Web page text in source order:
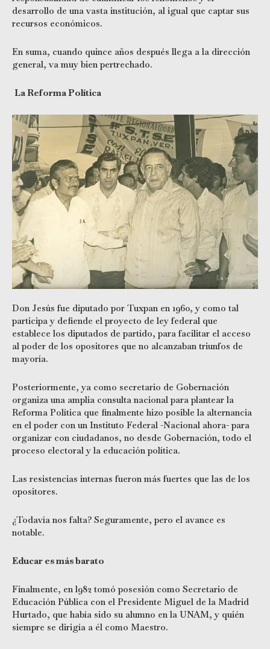
desarrollo de una vasta institución, al igual que captar sus
recursos económicos.
En suma, cuando quince años después llega a la dirección
general, va muy bien pertrechado.
La Reforma Política
Don Jesús fue diputado por Tuxpan en 1960, y como tal
participa y defiende el proyecto de ley federal que
establece los diputados de partido, para facilitar el acceso
al poder de los opositores que no alcanzaban triunfos de
mayoría.
Posteriormente, ya como secretario de Gobernación
organiza una amplia consulta nacional para plantear la
Reforma Política que finalmente hizo posible la alternancia
en el poder con un Instituto Federal -Nacional ahora- para
organizar con ciudadanos, no desde Gobernación, todo el
proceso electoral y la educación política.
Las resistencias internas fueron más fuertes que las de los
opositores.
¿Todavía nos falta? Seguramente, pero el avance es
notable.
Educar es más barato
Finalmente, en l982 tomó posesión como Secretario de
Educación Pública con el Presidente Miguel de la Madrid
Hurtado, que había sido su alumno en la UNAM, y quién
siempre se dirigía a él como Maestro.